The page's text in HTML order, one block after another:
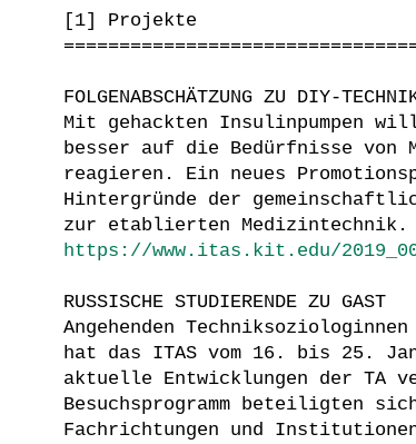
[1] Projekte
FOLGENABSCHÄTZUNG ZU DIY-
Mit gehackten Insulinpumpen will
besser auf die Bedürfnisse von
reagieren. Ein neues
Hintergründe der
zur etablierten Medizintechnik.
https://www.itas.kit.edu/
RUSSISCHE STUDIERENDE ZU GAST
Angehenden
hat das ITAS vom 16. bis 25.
aktuelle Entwicklungen der TA
Besuchsprogramm beteiligten
Fachrichtungen und